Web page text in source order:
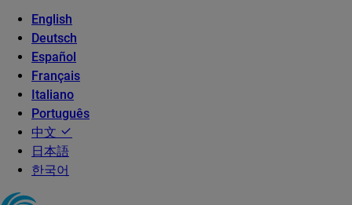
English
Deutsch
Español
Français
Italiano
Português
中文
日本語
한국어